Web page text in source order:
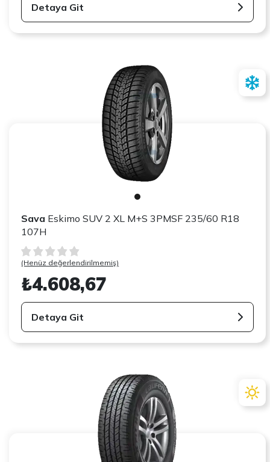
Detaya Git
Sava Eskimo SUV 2 XL M+S 3PMSF 235/60 R18
107H
(Henüz değerlendirilmemiş)
₺4.608,67
Detaya Git